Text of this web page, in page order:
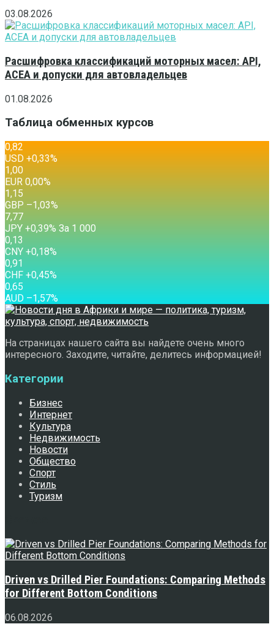
03.08.2026
Расшифровка классификаций моторных масел: API,
ACEA и допуски для автовладельцев
01.08.2026
Таблица обменных курсов
0,82
USD +0,33%
1,00
EUR 0,00%
1,15
GBP –1,03%
7,77
JPY +0,39% За 1 000
0,13
CNY +0,18%
0,91
CHF +0,45%
0,65
AUD –1,57%
На страницах нашего сайта вы найдете очень много
интересного. Заходите, читайте, делитесь информацией!
Категории
Бизнес
Интернет
Культура
Недвижимость
Новости
Общество
Спорт
Стиль
Туризм
Driven vs Drilled Pier Foundations: Comparing Methods
for Different Bottom Conditions
06.08.2026